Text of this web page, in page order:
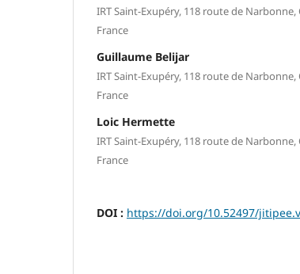
IRT Saint-Exupéry, 118 route de Narbonne,
France
Guillaume Belijar
IRT Saint-Exupéry, 118 route de Narbonne,
France
Loic Hermette
IRT Saint-Exupéry, 118 route de Narbonne,
France
DOI : https://doi.org/10.52497/